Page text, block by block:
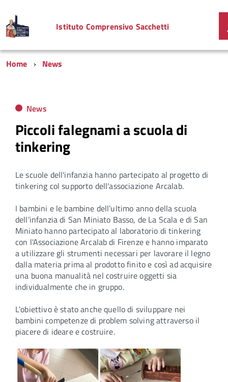
Istituto Comprensivo Sacchetti
Home News
News
Piccoli falegnami a scuola di
tinkering
Le scuole dell'infanzia hanno partecipato al progetto di
tinkering col supporto dell'associazione Arcalab.
I bambini e le bambine dell’ultimo anno della scuola
dell’infanzia di San Miniato Basso, de La Scala e di San
Miniato hanno partecipato al laboratorio di tinkering
con l'Associazione Arcalab di Firenze e hanno imparato
a utilizzare gli strumenti necessari per lavorare il legno
dalla materia prima al prodotto finito e così ad acquisire
una buona manualità nel costruire oggetti sia
individualmente che in gruppo.
L'obiettivo è stato anche quello di sviluppare nei
bambini competenze di problem solving attraverso il
piacere di ideare e costruire.